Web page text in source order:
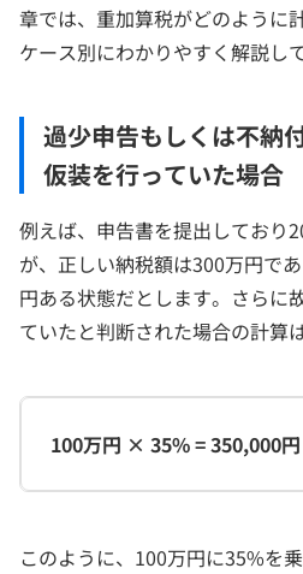
章では、重加算税がどのように
ケース別にわかりやすく解説し
過少申告もしくは不納
仮装を行っていた場合
例えば、申告書を提出しており
が、正しい納税額は300万円で
円ある状態だとします。さらに
ていたと判断された場合の計算
100万円 × 35% = 350,000円
このように、100万円に35%を